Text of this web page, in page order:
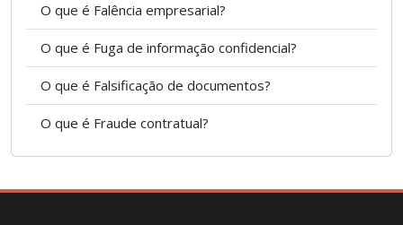
O que é Falência empresarial?
O que é Fuga de informação confidencial?
O que é Falsificação de documentos?
O que é Fraude contratual?